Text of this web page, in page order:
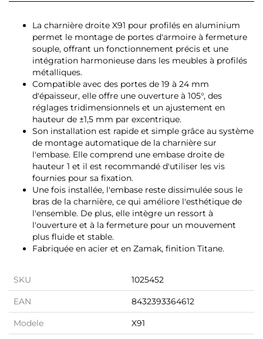
La charnière droite X91 pour profilés en aluminium
permet le montage de portes d'armoire à fermeture
souple, offrant un fonctionnement précis et une
intégration harmonieuse dans les meubles à profilés
métalliques.
Compatible avec des portes de 19 à 24 mm
d'épaisseur, elle offre une ouverture à 105°, des
réglages tridimensionnels et un ajustement en
hauteur de ±1,5 mm par excentrique.
Son installation est rapide et simple grâce au système
de montage automatique de la charnière sur
l'embase. Elle comprend une embase droite de
hauteur 1 et il est recommandé d'utiliser les vis
fournies pour sa fixation.
Une fois installée, l'embase reste dissimulée sous le
bras de la charnière, ce qui améliore l'esthétique de
l'ensemble. De plus, elle intègre un ressort à
l'ouverture et à la fermeture pour un mouvement
plus fluide et stable.
Fabriquée en acier et en Zamak, finition Titane.
SKU 1025452
EAN 8432393364612
Modele X91